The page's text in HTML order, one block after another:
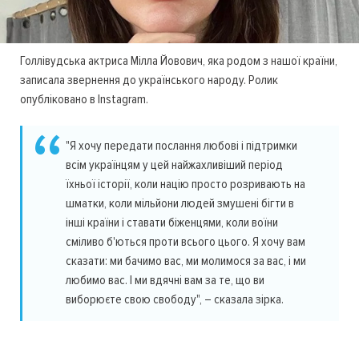
Голлівудська актриса Мілла Йовович, яка родом з нашої країни,
записала звернення до українського народу. Ролик
опубліковано в Instagram.
"Я хочу передати послання любові і підтримки
всім українцям у цей найжахливіший період
їхньої історії, коли націю просто розривають на
шматки, коли мільйони людей змушені бігти в
інші країни і ставати біженцями, коли воїни
сміливо б'ються проти всього цього. Я хочу вам
сказати: ми бачимо вас, ми молимося за вас, і ми
любимо вас. І ми вдячні вам за те, що ви
виборюєте свою свободу", – сказала зірка.